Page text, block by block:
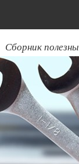
Сборник